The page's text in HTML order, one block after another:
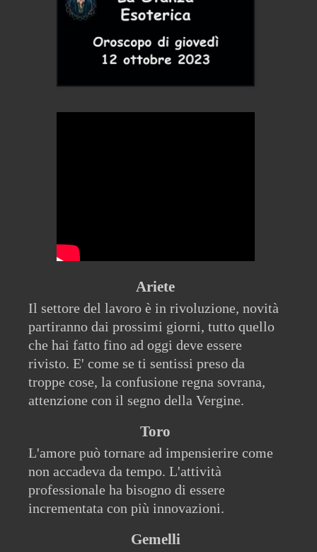
Ariete
Il settore del lavoro è in rivoluzione, novità
partiranno dai prossimi giorni, tutto quello
che hai fatto fino ad oggi deve essere
rivisto. E' come se ti sentissi preso da
troppe cose, la confusione regna sovrana,
attenzione con il segno della Vergine.
Toro
L'amore può tornare ad impensierire come
non accadeva da tempo. L'attività
professionale ha bisogno di essere
incrementata con più innovazioni.
Gemelli